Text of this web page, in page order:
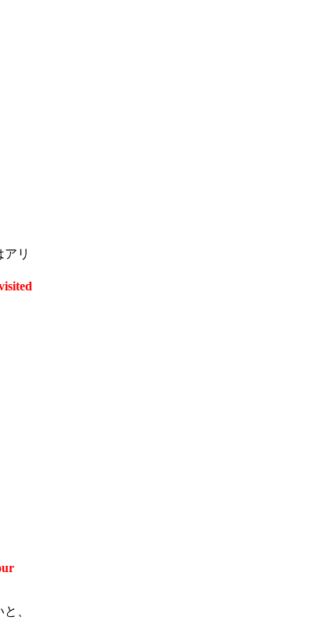
リ
、